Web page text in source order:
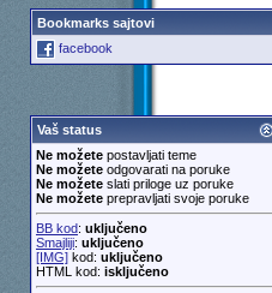
Bookmarks sajtovi
facebook
Vaš status
Ne možetepostavljati teme
Ne možeteodgovarati na poruke
Ne možeteslati priloge uz poruke
Ne možeteprepravljati svoje poruke
BB kod: uključeno
Smajliji: uključeno
[IMG]kod: uključeno
HTML kod: isključeno